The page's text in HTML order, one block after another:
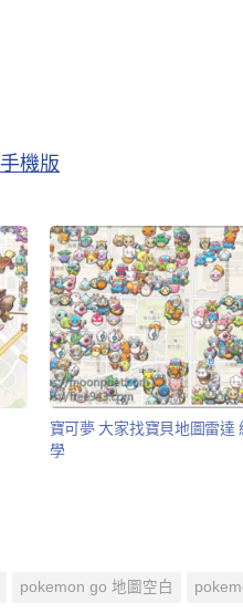
手機版
寶可夢 大家找寶貝地圖雷達
學
pokemon go 地圖空白